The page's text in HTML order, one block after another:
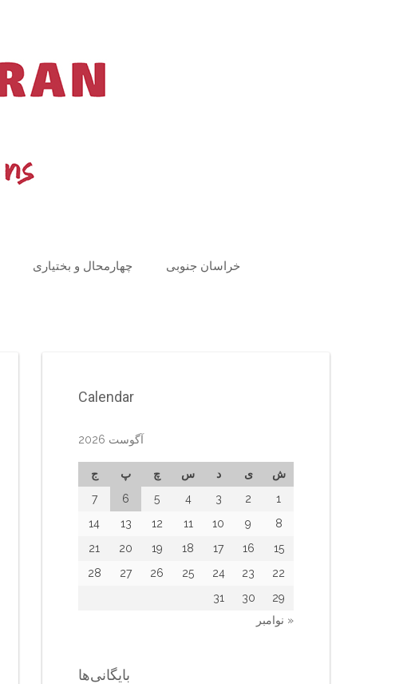
چهارمحال و بختیاری خراسان جنوبی
Calendar
آگوست 2026
ش ی د س چ پ
ج
1
2
3
4
5
6
7
8
9
10
11
12
13
14
15
16
17
18
19
20
21
22
23
24
25
26
27
28
29
30
31
« نوامبر
بایگانی‌ها